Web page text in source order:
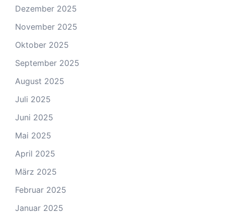
Dezember 2025
November 2025
Oktober 2025
September 2025
August 2025
Juli 2025
Juni 2025
Mai 2025
April 2025
März 2025
Februar 2025
Januar 2025